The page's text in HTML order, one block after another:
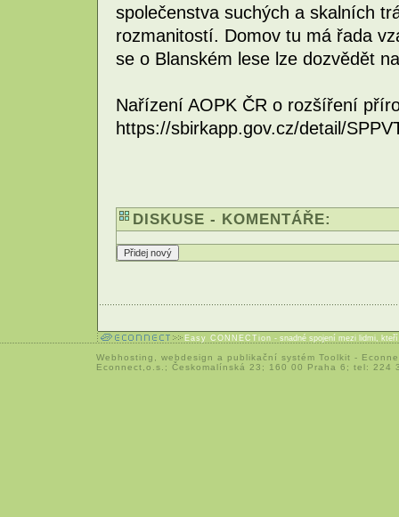
společenstva suchých a skalních
rozmanitostí. Domov tu má řada
se o Blanském lese lze dozvědět
Nařízení AOPK ČR o rozšíření
https://sbirkapp.gov.cz/detail/
DISKUSE - KOMENTÁŘE:
Easy CONNECTion - snadné spojení mezi lidmi,
Webhosting webdesign a publikační systém Toolkit -
Econnect,o.s.; Českomalínská 23; 160 00 Praha 6; tel: 224